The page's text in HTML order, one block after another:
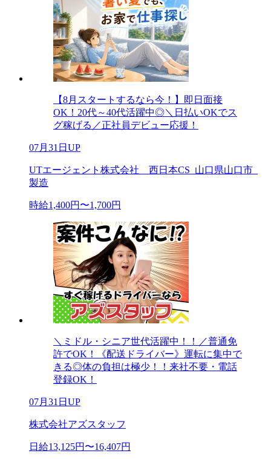
【8月スタートするなら今！】即日面接
OK！20代～40代活躍中◎＼日払いOKでス
グ稼げる／正社員デビュー応援！
07月31日UP
UTエージェント株式会社 西日本CS_山口県山口市_
製造
時給1,400円〜1,700円
＼ミドル・シニア世代活躍中！！／普通免
許でOK！《配送ドライバー》運転に集中で
きる◎体の負担は極少！！来社不要・電話
登録OK！
07月31日UP
株式会社アズスタッフ
日給13,125円〜16,407円